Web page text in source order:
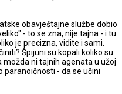
obavještajne službe dobio
- to se zna, nije tajna - i tu
je precizna, vidite i sami.
Špijuni su kopali koliko su
možda ni tajnih agenata u užoj
- da se učini